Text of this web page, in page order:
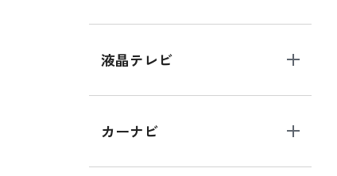
液晶テレビ
カーナビ